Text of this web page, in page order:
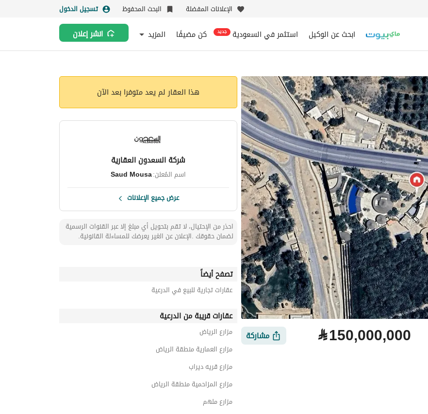
الإعلانات المفضلة البحث المحفوظ تسجيل الدخول
ابحث عن الوكيل استثمر في السعودية جديد كن مضيفًا المزيد انشر إعلان
⃁150,000,000 مشاركة
هذا العقار لم يعد متوفرا بعد الآن
شركة السعدون العقارية
اسم المُعلن:Saud Mousa
عرض جميع الإعلانات
احذر من الإحتيال، لا تقم بتحويل أي مبلغ إلا عبر القنوات الرسمية
لضمان حقوقك .الإعلان عن الغير يعرضك للمساءلة القانونية.
تصفح أيضاً
عقارات تجارية للبيع في الدرعية
عقارات قريبة من الدرعية
مزارع الرياض
مزارع العمارية منطقة الرياض
مزارع قريه ديراب
مزارع المزاحمية منطقة الرياض
مزارع ملهم